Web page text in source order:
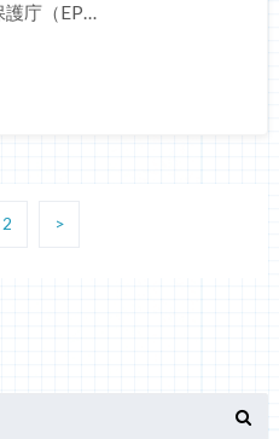
護庁（EP…
2 >